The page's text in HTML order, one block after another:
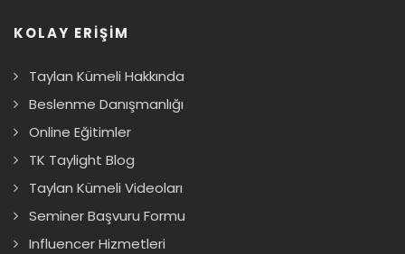
KOLAY ERİŞİM
Taylan Kümeli Hakkında
Beslenme Danışmanlığı
Online Eğitimler
TK Taylight Blog
Taylan Kümeli Videoları
Seminer Başvuru Formu
Influencer Hizmetleri